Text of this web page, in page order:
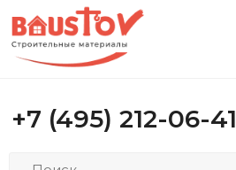
+7 (495) 212-06-41